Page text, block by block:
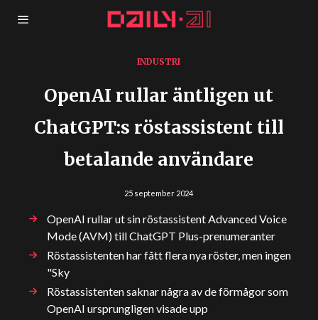
INDUSTRI
OpenAI rullar äntligen ut
ChatGPT:s röstassistent till
betalande användare
25 september 2024
OpenAI rullar ut sin röstassistent Advanced Voice
Mode (AVM) till ChatGPT Plus-prenumeranter
Röstassistenten har fått flera nya röster, men ingen
"Sky
Röstassistenten saknar några av de förmågor som
OpenAI ursprungligen visade upp